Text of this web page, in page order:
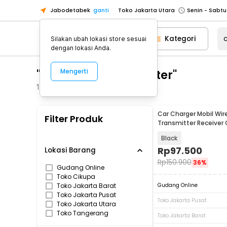
Jabodetabek ganti Toko Jakarta Utara
Toko Tangerang
Toko Cikupa
Pick n Go Jakarta Barat
Senin -
Pick n Go Bekasi
Toko Jakarta Barat
Senin -
Toko Tangerang
Senin - Jumat
Senin - Jumat
Kategori
"car charger transniter"
1425
Filter Produk
Lokasi Barang
Gudang Online
Toko Cikupa
Toko Jakarta Barat
Toko Jakarta Pusat
Toko Jakarta Utara
Toko Tangerang
Car Charger Mobil
Transmitter Receiver
Black
Rp97.500
Rp150.900 36%
Gudang Online
Toko Jakarta Pusat
Toko Jakarta Barat
Silakan ubah lokasi store sesuai
dengan lokasi Anda.
Mengerti